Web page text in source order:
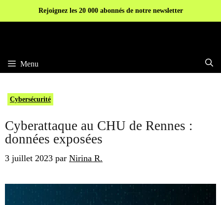
Rejoignez les 20 000 abonnés de notre newsletter
Menu
Cybersécurité
Cyberattaque au CHU de Rennes :
données exposées
3 juillet 2023 par Nirina R.